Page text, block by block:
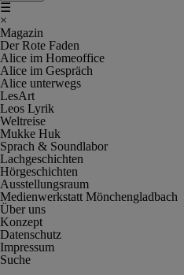
☰
×
Magazin
Der Rote Faden
Alice im Homeoffice
Alice im Gespräch
Alice unterwegs
LesArt
Leos Lyrik
Weltreise
Mukke Huk
Sprach & Soundlabor
Lachgeschichten
Hörgeschichten
Ausstellungsraum
Medienwerkstatt Mönchengladbach
Über uns
Konzept
Datenschutz
Impressum
Suche